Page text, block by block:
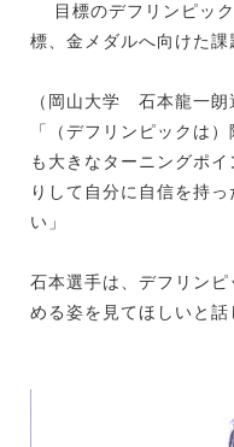
目標のデフリンピック
標、金メダルへ向けた課
（岡山大学 石本龍一朗
「（デフリンピックは
も大きなターニングポ
りして自分に自信を持
い」
石本選手は、デフリン
める姿を見てほしいと話